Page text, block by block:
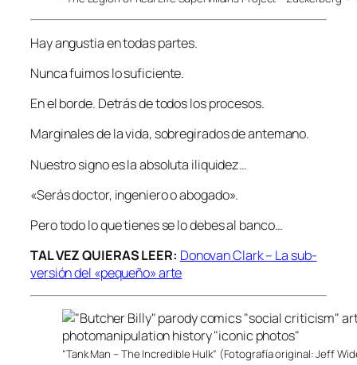
Hay angustia en todas partes.
Nunca fuimos lo suficiente.
En el borde. Detrás de todos los procesos.
Marginales de la vida, sobregirados de antemano.
Nuestro signo es la absoluta iliquidez…
«Serás doctor, ingeniero o abogado».
Pero todo lo que tienes se lo debes al banco…
TAL VEZ QUIERAS LEER: Donovan Clark – La sub-
versión del «pequeño» arte
“Tank Man – The Incredible Hulk” (Fotografía original: Jeff